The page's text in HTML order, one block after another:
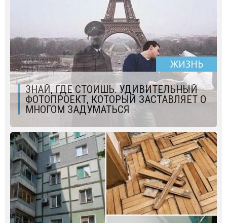
ЖИЗНЬ
ЗНАЙ, ГДЕ СТОИШЬ. УДИВИТЕЛЬНЫЙ
ФОТОПРОЕКТ, КОТОРЫЙ ЗАСТАВЛЯЕТ О
МНОГОМ ЗАДУМАТЬСЯ